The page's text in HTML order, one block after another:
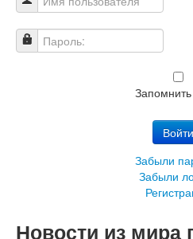
Имя пользователя
Пароль:
Войти
Забыли
Забыли
Новости из мира